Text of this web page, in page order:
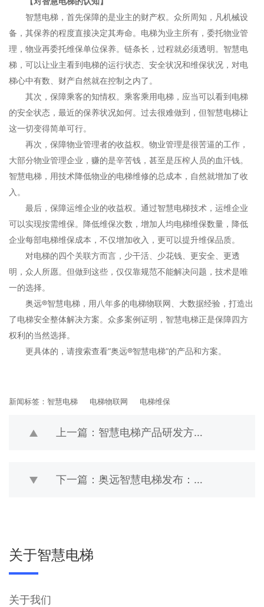
智慧电梯，首先保障的是业主的财产权。众所周知，凡机械设
备，其保养的程度直接决定其寿命。电梯为业主所有，委托物业管
理，物业再委托维保单位保养。链条长，过程就必须透明。智慧电
梯，可以让业主看到电梯的运行状态、安全状况和维保状况，对电
梯心中有数、财产自然就在控制之内了。
其次，保障乘客的知情权。乘客乘用电梯，应当可以看到电梯
的安全状态，最近的保养状况如何。过去很难做到，但智慧电梯让
这一切变得简单可行。
再次，保障物业管理者的收益权。物业管理是很苦逼的工作，
大部分物业管理企业，赚的是辛苦钱，甚至是压榨人员的血汗钱。
智慧电梯，用技术降低物业的电梯维修的总成本，自然就增加了收
入。
最后，保障运维企业的收益权。通过智慧电梯技术，运维企业
可以实现按需维保。降低维保次数，增加人均电梯维保数量，降低
企业每部电梯维保成本，不仅增加收入，更可以提升维保品质。
对电梯的四个关联方而言，少干活、少花钱、更安全、更透
明，众人所愿。但做到这些，仅仅靠规范不能解决问题，技术是唯
一的选择。
奥远®智慧电梯，用八年多的电梯物联网、 大数据经验，打造出
了电梯安全整体解决方案。众多案例证明，智慧电梯正是保障四方
权利的当然选择。
更具体的，请搜索查看“奥远®智慧电梯”的产品和方案。
新闻标签： 智慧电梯 电梯物联网 电梯维保
上一篇：智慧电梯产品研发方向，更“智慧”，更“傻瓜”
下一篇：奥远智慧电梯发布：电梯维保新模式征求意见稿解论
关于智慧电梯
关于我们